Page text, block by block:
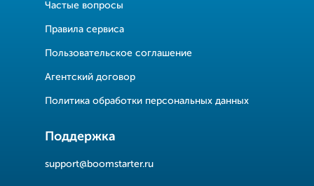
Частые вопросы
Правила сервиса
Пользовательское соглашение
Агентский договор
Политика обработки персональных данных
Поддержка
support@boomstarter.ru